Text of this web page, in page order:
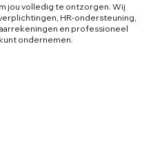
jou volledig te ontzorgen. Wij
HR-ondersteuning,
en professioneel
ondernemen.